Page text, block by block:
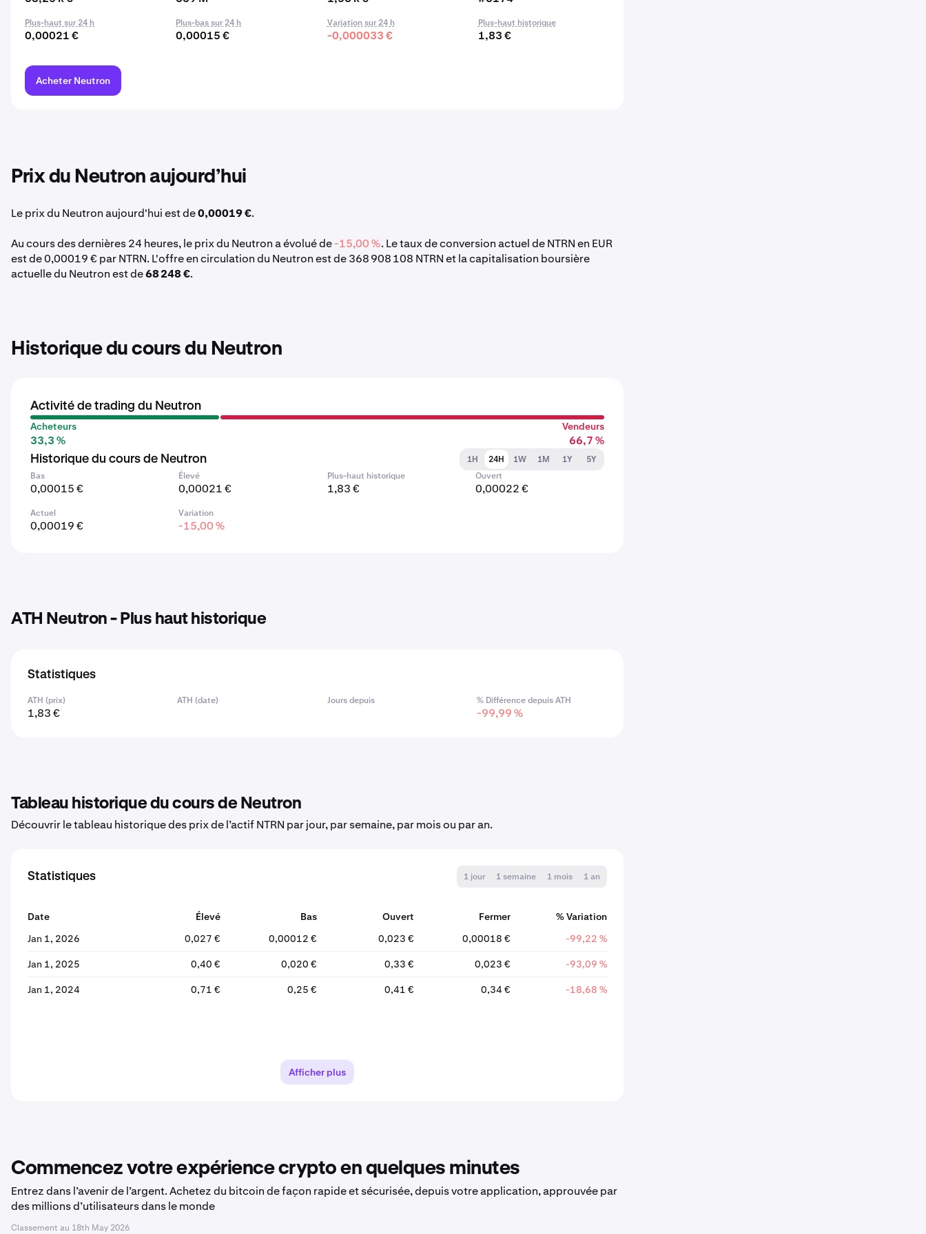
Plus-haut sur 24 h
0,00021 €
Plus-bas sur 24 h
0,00015 €
Variation sur 24 h
-0,000033 €
Plus-haut historique
1,83 €
Acheter Neutron
Prix du Neutron aujourd’hui
Le prix du Neutron aujourd'hui est de0,00019 €.
Au cours des dernières 24 heures, le prix du Neutron a évolué de-15,00 %. Le taux de conversion actuel de NTRN en EUR
est de 0,00019 € par NTRN. L'offre en circulation du Neutron est de 368 908 108 NTRN et la capitalisation boursière
actuelle du Neutron est de68 248 €.
Historique du cours du Neutron
Activité de trading du Neutron
Acheteurs
33,3 %
Vendeurs
66,7 %
Historique du cours de Neutron 1H 24H 1W 1M 1Y
5Y
Bas
0,00015 €
Élevé
0,00021 €
Plus-haut historique
1,83 €
Ouvert
0,00022 €
Actuel
0,00019 €
Variation
-15,00 %
ATH Neutron - Plus haut historique
Statistiques
ATH (prix)
1,83 €
ATH (date) Jours depuis % Différence depuis ATH
-99,99 %
Tableau historique du cours de Neutron
Découvrir le tableau historique des prix de l’actif NTRN par jour, par semaine, par mois ou par an.
Statistiques 1 jour 1 semaine 1 mois 1 an
Date Élevé Bas Ouvert Fermer
% Variation
Jan 1, 2026
0,027 € 0,00012 € 0,023 € 0,00018 € -99,22 %
Jan 1, 2025 0,40 € 0,020 € 0,33 € 0,023 € -93,09 %
Jan 1, 2024 0,71 € 0,25 € 0,41 € 0,34 € -18,68 %
Afficher plus
Commencez votre expérience crypto en quelques minutes
Entrez dans l’avenir de l’argent. Achetez du bitcoin de façon rapide et sécurisée, depuis votre application, approuvée par
des millions d’utilisateurs dans le monde
Classement au 18th May 2026